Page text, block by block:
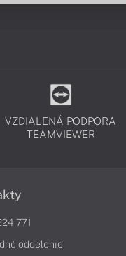
VZDIALENÁ PODPORA
TEAMVIEWER
771
oddelenie